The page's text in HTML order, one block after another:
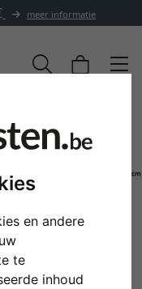
en andere
te
inhoud
meer informatie